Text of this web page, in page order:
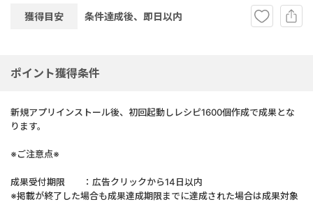
獲得目安 条件達成後、即日以内
ポイント獲得条件
新規アプリインストール後、初回起動しレシピ1600個作成で成果とな
ります。
※ご注意点※
成果受付期限 ：広告クリックから14日以内
※掲載が終了した場合も成果達成期限までに達成された場合は成果対象